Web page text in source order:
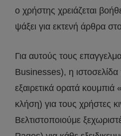
ο χρήστης χρειάζεται
ψάξει για εκτενή άρθρα
Για αυτούς τους
Businesses), η ιστοσελίδα
εξαιρετικά ορατά
κλήση) για τους χρήστες
Βελτιστοποιούμε